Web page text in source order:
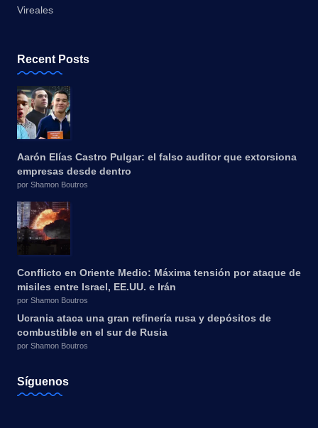
Vireales
Recent Posts
Aarón Elías Castro Pulgar: el falso auditor que extorsiona
empresas desde dentro
por Shamon Boutros
Conflicto en Oriente Medio: Máxima tensión por ataque de
misiles entre Israel, EE.UU. e Irán
por Shamon Boutros
Ucrania ataca una gran refinería rusa y depósitos de
combustible en el sur de Rusia
por Shamon Boutros
Síguenos